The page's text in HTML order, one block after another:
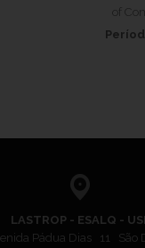
of
LASTROP - ESALQ -
Pádua Dias 11 São